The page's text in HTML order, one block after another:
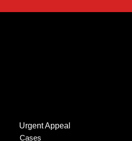
Urgent Appeal
Cases